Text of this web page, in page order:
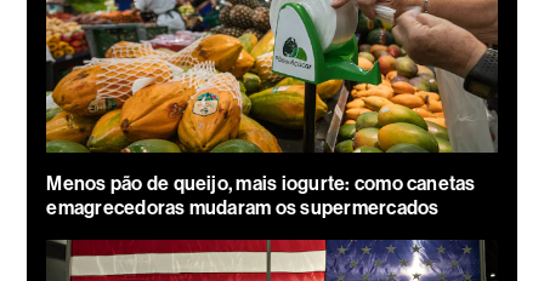
Menos pão de queijo, mais iogurte: como canetas
emagrecedoras mudaram os supermercados